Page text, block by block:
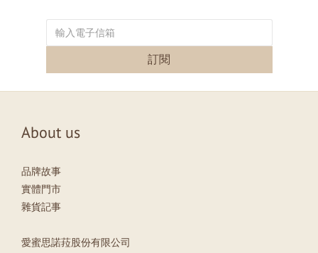
訂閱
About us
品牌故事
實體門市
雜貨記事
愛蜜思諾菈股份有限公司